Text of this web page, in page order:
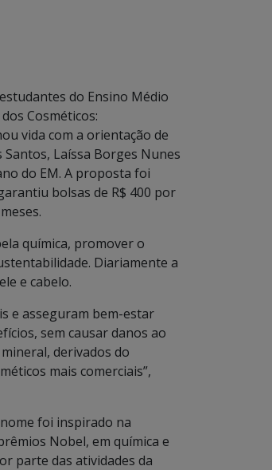
do Ensino Médio
Cosméticos:
vida com a orientação de
Laíssa Borges Nunes
do EM. A proposta foi
bolsas de R$ 400 por
química, promover o
Diariamente a
e cabelo.
e asseguram bem-estar
sem causar danos ao
derivados do
mais comerciais”,
foi inspirado na
Nobel, em química e
parte das atividades da